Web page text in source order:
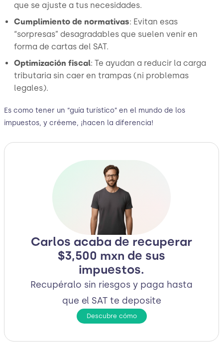
que se ajuste a tus necesidades.
Cumplimiento de normativas: Evitan esas
“sorpresas” desagradables que suelen venir en
forma de cartas del SAT.
Optimización fiscal: Te ayudan a reducir la carga
tributaria sin caer en trampas (ni problemas
legales).
Es como tener un “guía turístico” en el mundo de los
impuestos, y créeme, ¡hacen la diferencia!
Carlos acaba de recuperar
$3,500 mxn de sus
impuestos.
Recupéralo sin riesgos y paga hasta
que el SAT te deposite
Descubre cómo